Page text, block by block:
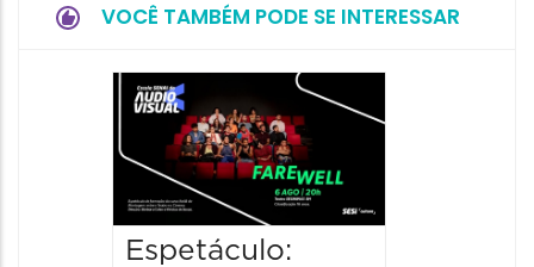
VOCÊ TAMBÉM PODE SE INTERESSAR
Espetáculo: